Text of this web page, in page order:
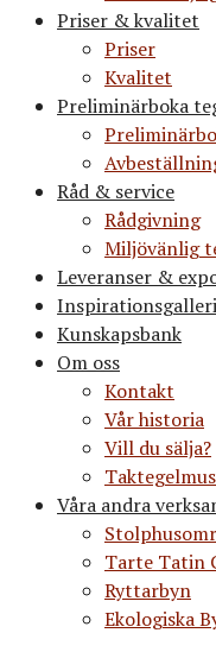
Priser & kvalitet
Priser
Kvalitet
Preliminärboka
Råd & service
Rådgivning
Miljövänlig
Leveranser &
Inspirationsgalleri
Kunskapsbank
Om oss
Kontakt
Vår historia
Vill du sälja?
Våra andra
Tarte Tatin
Ryttarbyn
Ekologiska